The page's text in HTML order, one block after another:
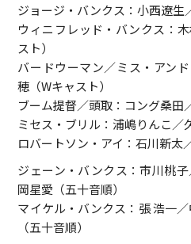
ジョージ・バンクス：小西遼生
ウィニフレッド・バンクス：
スト）
バードウーマン／ミス・アン
穂（Wキャスト）
ブーム提督／頭取：コング桑田
ミセス・ブリル：浦嶋りんこ／
ロバートソン・アイ：石川新太
ジェーン・バンクス：市川桃
岡星愛（五十音順）
マイケル・バンクス：張 浩一
（五十音順）